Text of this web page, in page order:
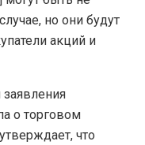
но они будут
акций и
о торговом
что